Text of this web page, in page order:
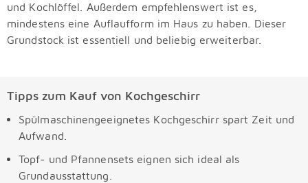
und Kochlöffel. Außerdem empfehlenswert ist es,
mindestens eine Auflaufform im Haus zu haben. Dieser
Grundstock ist essentiell und beliebig erweiterbar.
Tipps zum Kauf von Kochgeschirr
Spülmaschinengeeignetes Kochgeschirr spart Zeit und
Aufwand.
Topf- und Pfannensets eignen sich ideal als
Grundausstattung.